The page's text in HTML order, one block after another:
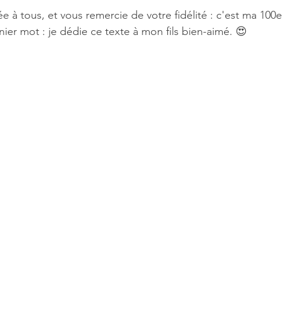
à tous, et vous remercie de votre fidélité : c'est ma 100e
mot : je dédie ce texte à mon fils bien-aimé. 😍